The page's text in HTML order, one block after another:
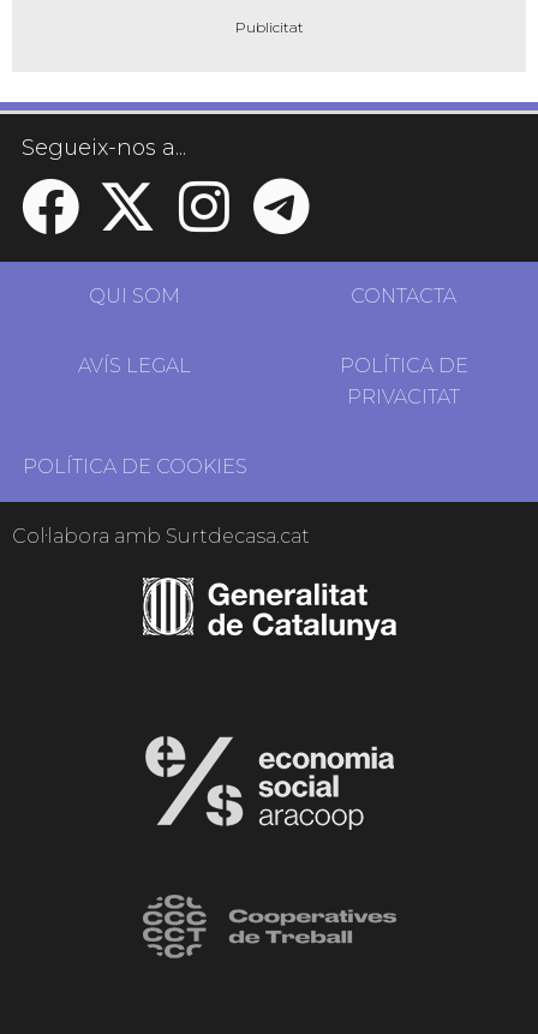
Segueix-nos a...
QUI SOM CONTACTA
AVÍS LEGAL
POLÍTICA DE
PRIVACITAT
POLÍTICA DE COOKIES
Col·labora amb Surtdecasa.cat